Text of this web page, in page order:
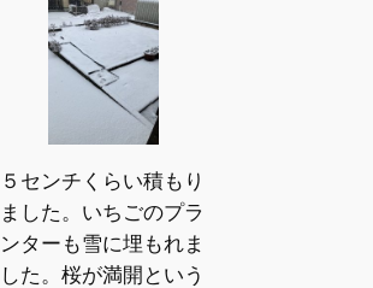
５センチくらい積もり
ました。いちごのプラ
ンターも雪に埋もれま
した。桜が満開という